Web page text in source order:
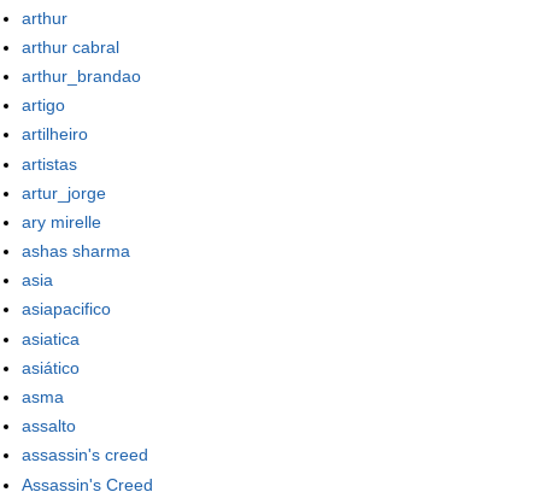
arthur
arthur cabral
arthur_brandao
artigo
artilheiro
artistas
artur_jorge
ary mirelle
ashas sharma
asia
asiapacifico
asiatica
asiático
asma
assalto
assassin's creed
Assassin's Creed